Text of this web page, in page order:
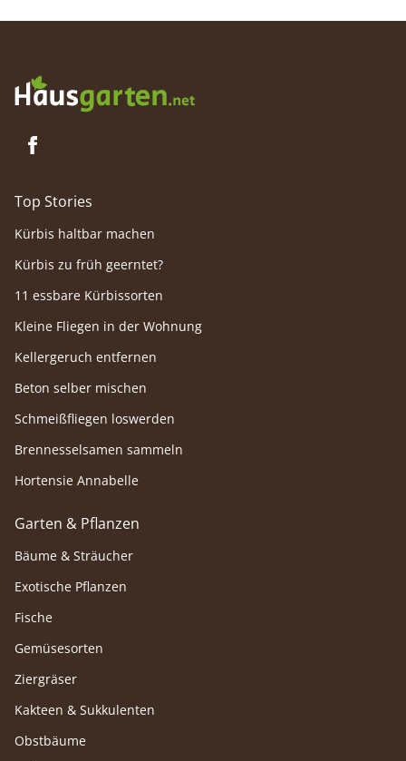
Top Stories
Kürbis haltbar machen
Kürbis zu früh geerntet?
11 essbare Kürbissorten
Kleine Fliegen in der Wohnung
Kellergeruch entfernen
Beton selber mischen
Schmeißfliegen loswerden
Brennesselsamen sammeln
Hortensie Annabelle
Garten & Pflanzen
Bäume & Sträucher
Exotische Pflanzen
Fische
Gemüsesorten
Ziergräser
Kakteen & Sukkulenten
Obstbäume